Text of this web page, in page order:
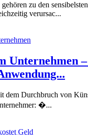
zu den
verursac...
Unternehmen
dem Durchbruch von
�...